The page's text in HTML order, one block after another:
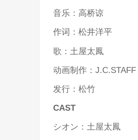
音乐：高桥谅
作词：松井洋平
歌：土屋太鳳
动画制作：J.C.STAFF
发行：松竹
CAST
シオン：土屋太鳳